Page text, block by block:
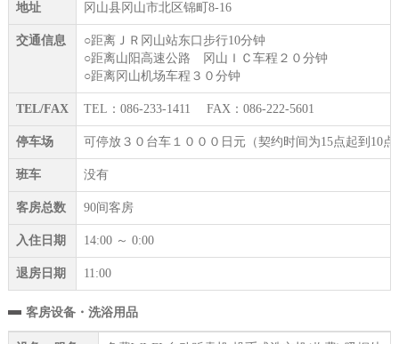
地址 冈山县冈山市北区锦町8-16
交通信息
○距离ＪＲ冈山站东口步行10分钟
○距离山阳高速公路 冈山ＩＣ车程２０分钟
○距离冈山机场车程３０分钟
TEL/FAX TEL：086-233-1411 FAX：086-222-5601
停车场 可停放３０台车１０００日元（契约时间为15点起到10
班车 没有
客房总数 90间客房
入住日期 14:00 ～ 0:00
退房日期 11:00
客房设备・洗浴用品